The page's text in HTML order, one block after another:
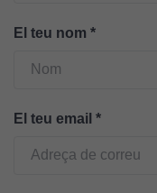
El teu nom *
El teu email *